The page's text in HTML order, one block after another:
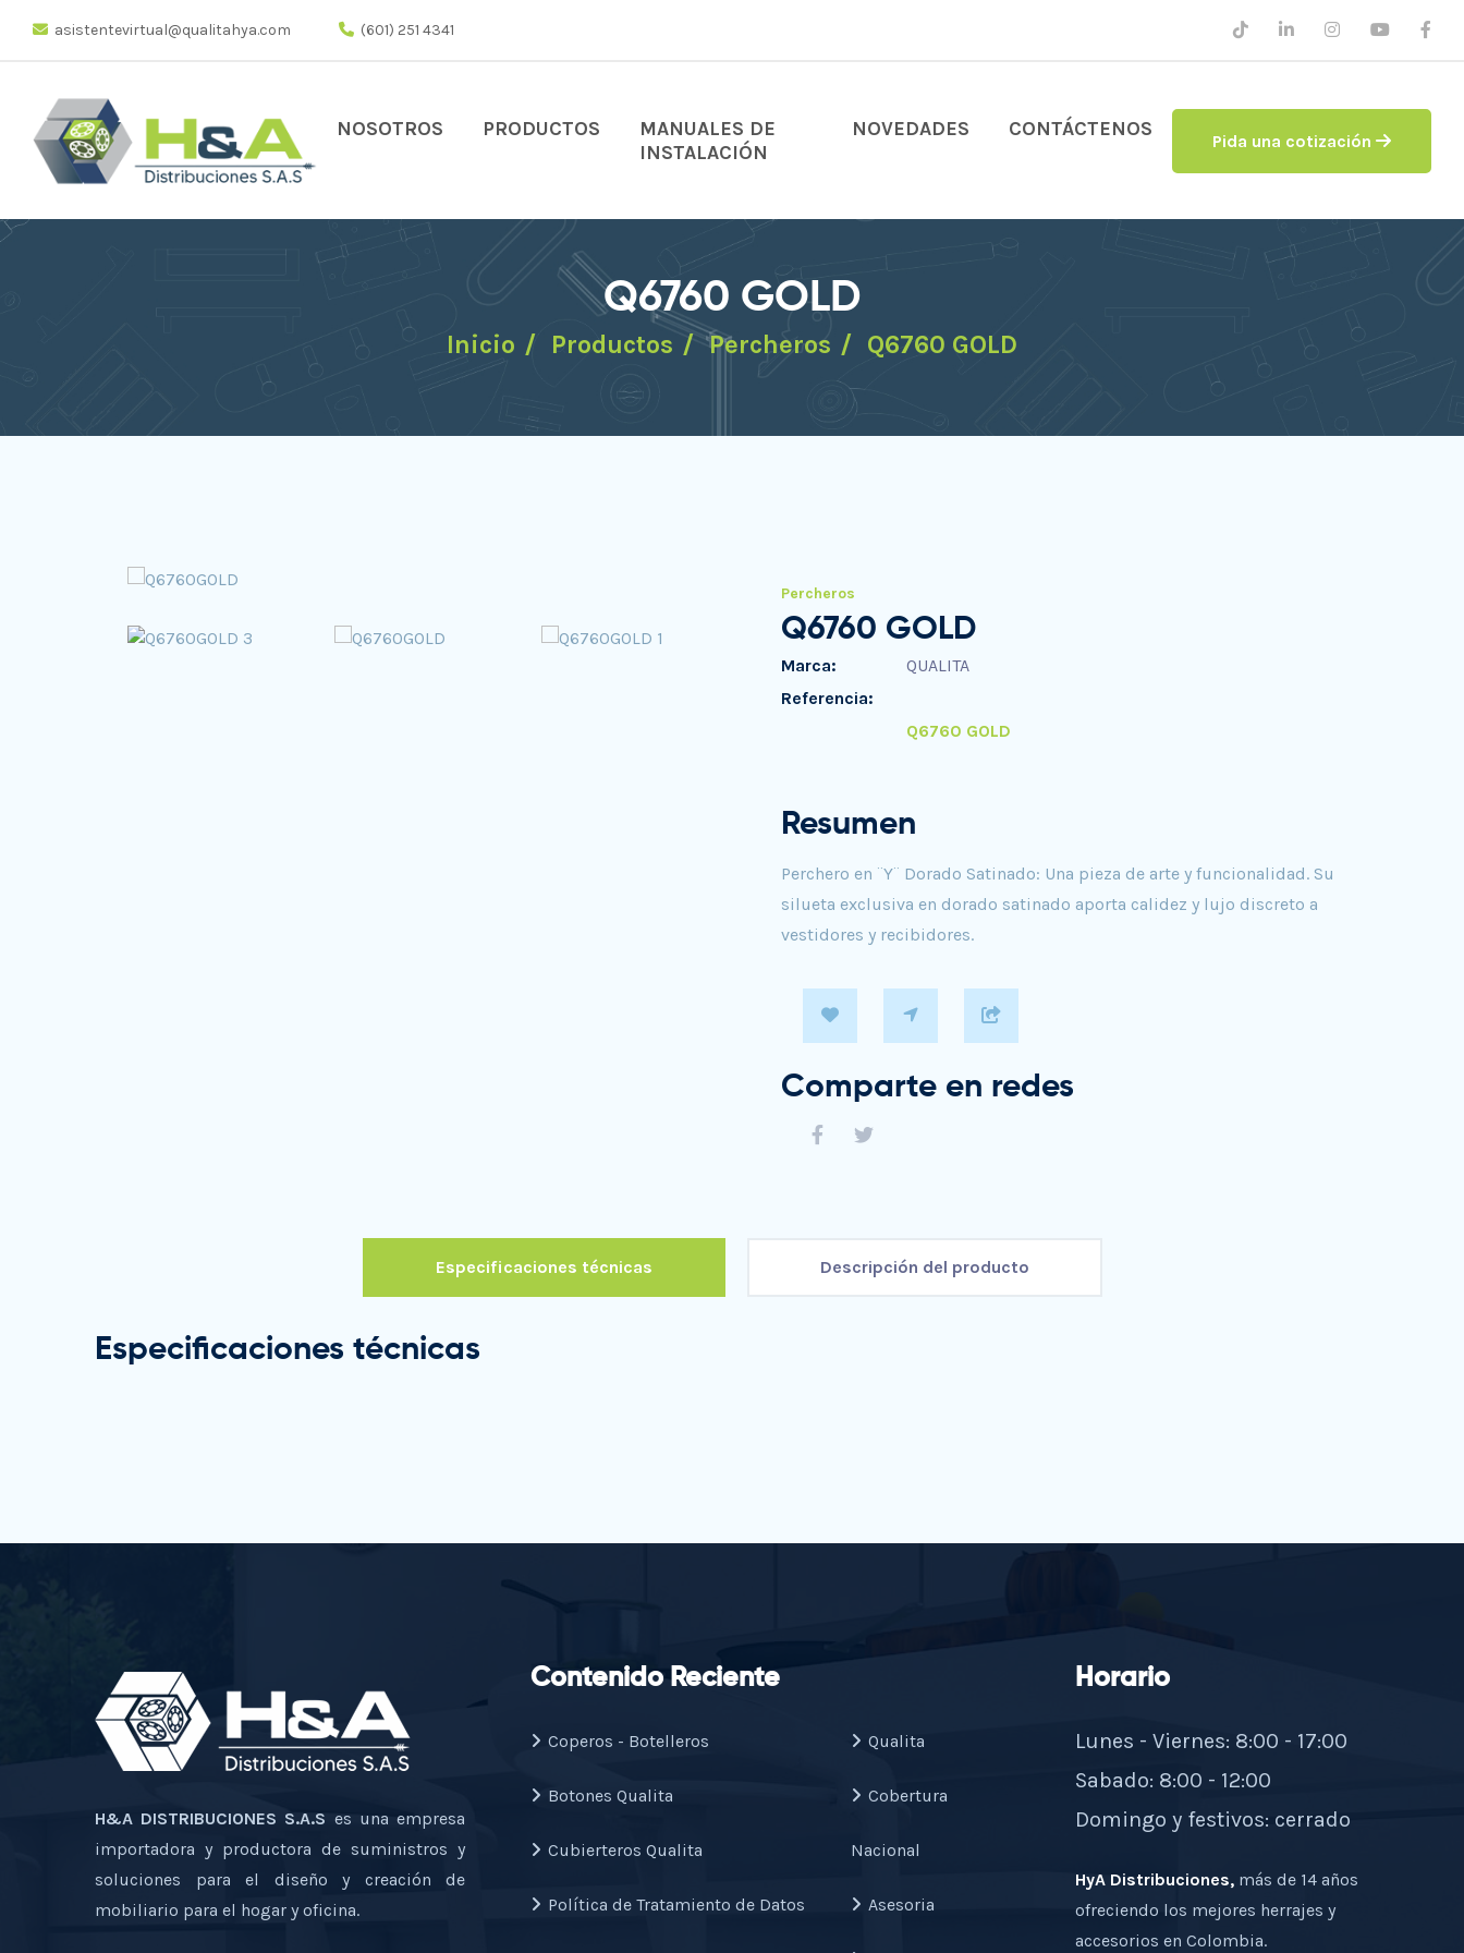
asistentevirtual@qualitahya.com (601) 251 4341
NOSOTROS PRODUCTOS
MANUALES DE
INSTALACIÓN
NOVEDADES CONTÁCTENOS Pida una cotización
Q6760 GOLD
Inicio Productos Percheros Q6760 GOLD
Percheros
Q6760 GOLD
Marca:
Referencia:
QUALITA
Q6760 GOLD
Resumen
Perchero en ¨Y¨ Dorado Satinado: Una pieza de arte y funcionalidad. Su
silueta exclusiva en dorado satinado aporta calidez y lujo discreto a
vestidores y recibidores.
Comparte en redes
Especificaciones técnicas Descripción del producto
Especificaciones técnicas
H&A DISTRIBUCIONES S.A.S es una empresa
importadora y productora de suministros y
soluciones para el diseño y creación de
mobiliario para el hogar y oficina.
Contenido Reciente
Coperos - Botelleros
Botones Qualita
Cubierteros Qualita
Política de Tratamiento de Datos
Qualita
Cobertura
Nacional
Asesoria
Horario
Lunes - Viernes: 8:00 - 17:00
Sabado: 8:00 - 12:00
Domingo y festivos: cerrado
HyA Distribuciones, más de 14 años
ofreciendo los mejores herrajes y
accesorios en Colombia.